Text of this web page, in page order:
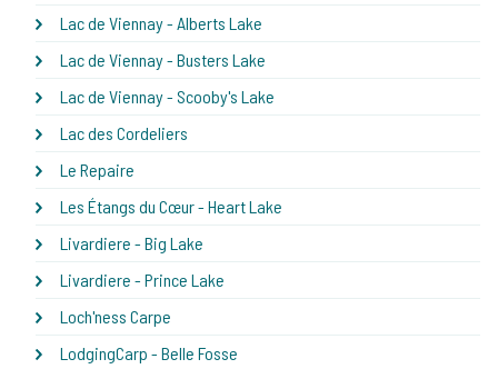
Lac de Viennay - Alberts Lake
Lac de Viennay - Busters Lake
Lac de Viennay - Scooby's Lake
Lac des Cordeliers
Le Repaire
Les Étangs du Cœur - Heart Lake
Livardiere - Big Lake
Livardiere - Prince Lake
Loch'ness Carpe
LodgingCarp - Belle Fosse